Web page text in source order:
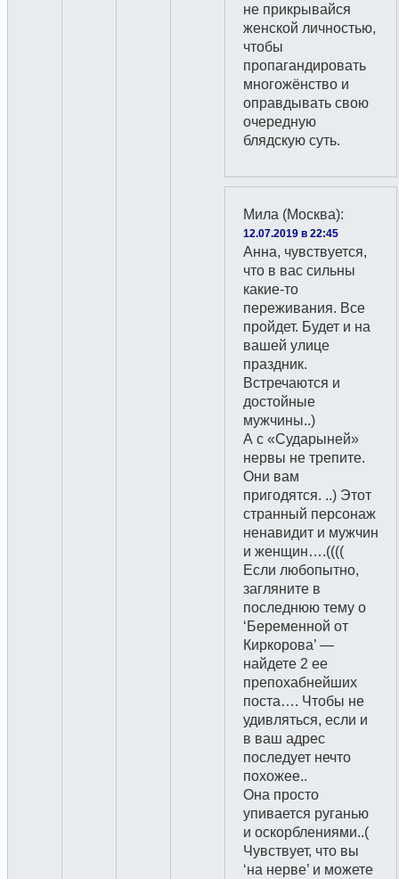
не прикрывайся
женской личностью,
чтобы
пропагандировать
многожёнство и
оправдывать свою
очередную
блядскую суть.
Мила (Москва):
12.07.2019 в 22:45
Анна, чувствуется,
что в вас сильны
какие-то
переживания. Все
пройдет. Будет и на
вашей улице
праздник.
Встречаются и
достойные
мужчины..)
А с «Сударыней»
нервы не трепите.
Они вам
пригодятся. ..) Этот
странный персонаж
ненавидит и мужчин
и женщин….((((
Если любопытно,
загляните в
последнюю тему о
‘Беременной от
Киркорова’ —
найдете 2 ее
препохабнейших
поста…. Чтобы не
удивляться, если и
в ваш адрес
последует нечто
похожее..
Она просто
упивается руганью
и оскорблениями..(
Чувствует, что вы
‘на нерве’ и можете